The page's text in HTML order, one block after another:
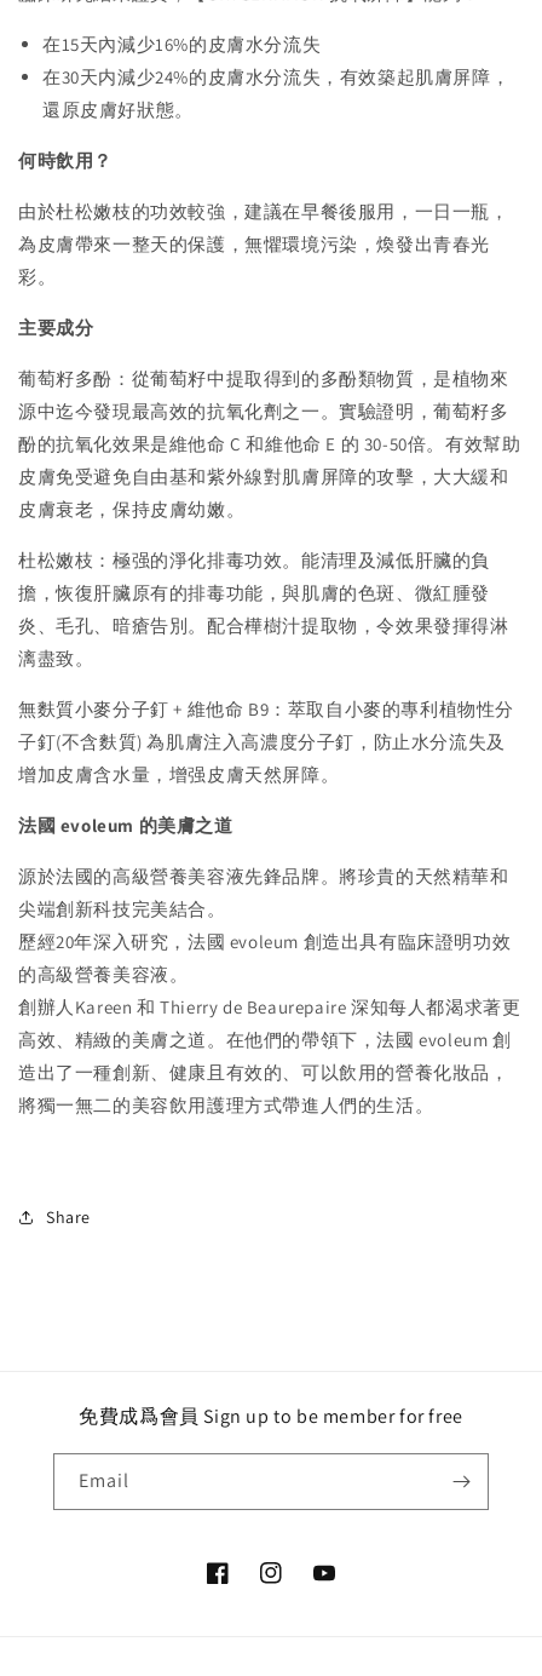
在15天內減少16%的皮膚水分流失
在30天内減少24%的皮膚水分流失 ，有效築起肌膚屏障，
還原皮膚好狀態。
何時飲用？
由於杜松嫩枝的功效較強，建議在早餐後服用，一日一瓶，
為皮膚帶來一整天的保護，無懼環境污染，煥發出青春光
彩。
主要成分
葡萄籽多酚：從葡萄籽中提取得到的多酚類物質，是植物來
源中迄今發現最高效的抗氧化劑之一。實驗證明，葡萄籽多
酚的抗氧化效果是維他命 C 和維他命 E 的 30-50倍。有效幫助
皮膚免受避免自由基和紫外線對肌膚屏障的攻擊，大大緩和
皮膚衰老，保持皮膚幼嫩。
杜松嫩枝：極强的淨化排毒功效。能清理及減低肝臟的負
擔，恢復肝臟原有的排毒功能，與肌膚的色斑、微紅腫發
炎 、毛孔、暗瘡告別。配合樺樹汁提取物，令效果發揮得淋
漓盡致。
無麩質小麥分子釘 + 維他命 B9：萃取自小麥的專利植物性分
子釘(不含麩質) 為肌膚注入高濃度分子釘，防止水分流失及
增加皮膚含水量，增强皮膚天然屏障。
法國 evoleum 的美膚之道
源於法國的高級營養美容液先鋒品牌。將珍貴的天然精華和
尖端創新科技完美結合。
歷經20年深入研究，法國 evoleum 創造出具有臨床證明功效
的高級營養美容液。
創辦人Kareen 和 Thierry de Beaurepaire 深知每人都渴求著更
高效、精緻的美膚之道。在他們的帶領下，法國 evoleum 創
造出了一種創新、健康且有效的、可以飲用的營養化妝品，
將獨一無二的美容飲用護理方式帶進人們的生活。
Share
免費成爲會員 Sign up to be member for free
Email
FacebookInstagramYouTube